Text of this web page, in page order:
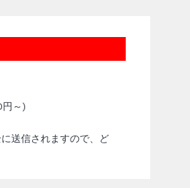
～)
送信されますので、ど